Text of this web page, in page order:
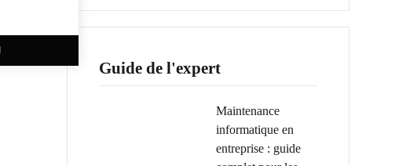
Guide de l'expert
Maintenance
informatique en
entreprise : guide